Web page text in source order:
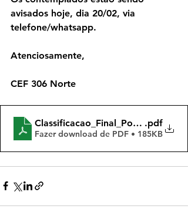
avisados hoje, dia 20/02, via
telefone/whatsapp.
Atenciosamente,
CEF 306 Norte
.pdf
Fazer download de PDF • 185KB